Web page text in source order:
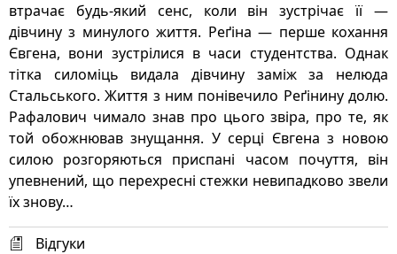
втрачає будь-який сенс, коли він зустрічає її —
дівчину з минулого життя. Реґіна — перше кохання
Євгена, вони зустрілися в часи студентства. Однак
тітка силоміць видала дівчину заміж за нелюда
Стальського. Життя з ним понівечило Реґінину долю.
Рафалович чимало знав про цього звіра, про те, як
той обожнював знущання. У серці Євгена з новою
силою розгоряються приспані часом почуття, він
упевнений, що перехресні стежки невипадково звели
їх знову…
Відгуки